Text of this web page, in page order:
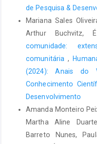
de Pesquisa &
Mariana Sales
Arthur Buchvitz,
comunidade:
comunitária,
(2024): Anais do
Conhecimento
Desenvolvimento
Amanda Monteiro
Martha Aline
Barreto Nunes,